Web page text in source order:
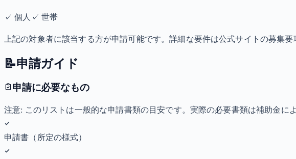
✓個人 ✓ 世帯
上記の対象者に該当する方が申請可能です。詳細な要件は公式サイトの募集要
📝申請ガイド
申請に必要なもの
注意: このリストは一般的な申請書類の目安です。実際の必要書類は補助金に
申請書（所定の様式）